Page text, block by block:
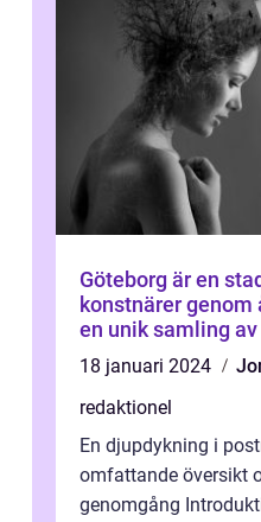
Göteborg är en
konstnärer genom
en unik samling
representerar
18 januari 2024
redaktionel
En djupdykning i
omfattande översikt
genomgång